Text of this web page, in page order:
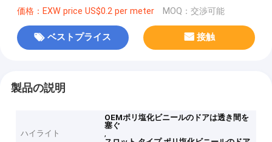
価格：EXW price US$0.2 per meter MOQ：交渉可能
ベストプライス 接触
製品の説明
ハイライト
OEMポリ塩化ビニールのドアは透き間を
塞ぐ
,